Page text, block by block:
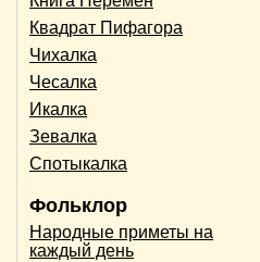
Квадрат Пифагора
Чихалка
Чесалка
Икалка
Зевалка
Спотыкалка
Фольклор
Народные приметы на
каждый день